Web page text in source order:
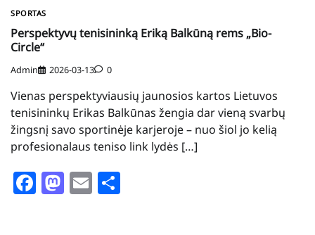
SPORTAS
Perspektyvų tenisininką Eriką Balkūną rems „Bio-
Circle“
Admin 2026-03-13 0
Vienas perspektyviausių jaunosios kartos Lietuvos
tenisininkų Erikas Balkūnas žengia dar vieną svarbų
žingsnį savo sportinėje karjeroje – nuo šiol jo kelią
profesionalaus teniso link lydės […]
Facebook
Mastodon
Email